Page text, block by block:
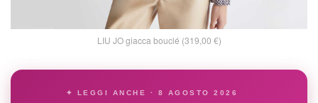
LIU JO giacca bouclé (319,00 €)
✦ LEGGI ANCHE · 8 AGOSTO 2026